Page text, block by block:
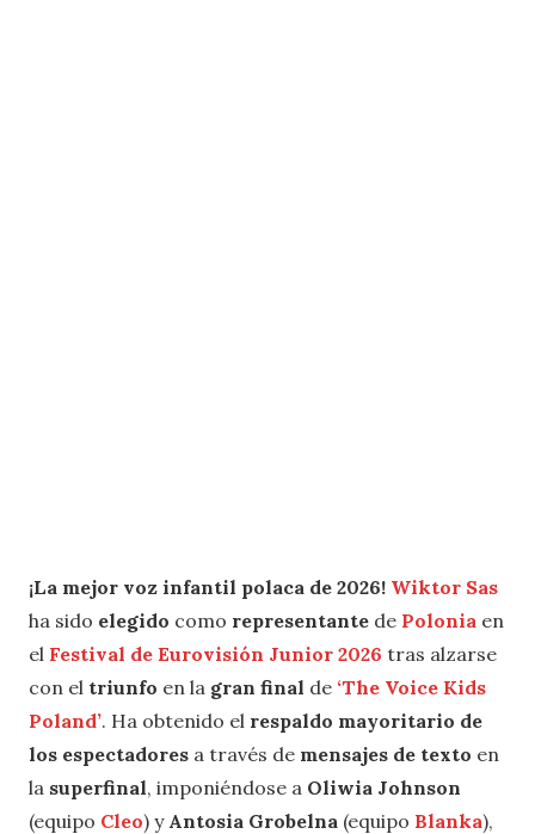
¡La mejor voz infantil polaca de 2026! Wiktor Sas
ha sido elegido como representante de Polonia en
el Festival de Eurovisión Junior 2026 tras alzarse
con el triunfo en la gran final de ‘The Voice Kids
Poland’. Ha obtenido el respaldo mayoritario de
los espectadores a través de mensajes de texto en
la superfinal, imponiéndose a Oliwia Johnson
(equipo Cleo) y Antosia Grobelna (equipo Blanka),